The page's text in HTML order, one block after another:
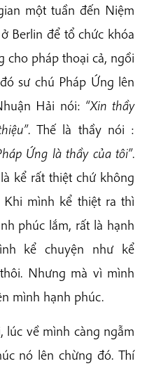
một tuần đến Niệm
Berlin để tổ chức khóa
cho pháp thoại cả, ngồi
sư chú Pháp Ứng lên
Hải nói: “Xin thầy
. Thế là thầy nói :
Ứng là thầy của tôi”.
kể rất thiệt chứ không
mình kể thiệt ra thì
phúc lắm, rất là hạnh
kể chuyện như kể
Nhưng mà vì mình
mình hạnh phúc.
lúc về mình càng ngẫm
nó lên chừng đó. Thí